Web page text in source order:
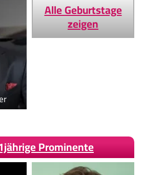
Alle Geburtstage
zeigen
Prominente